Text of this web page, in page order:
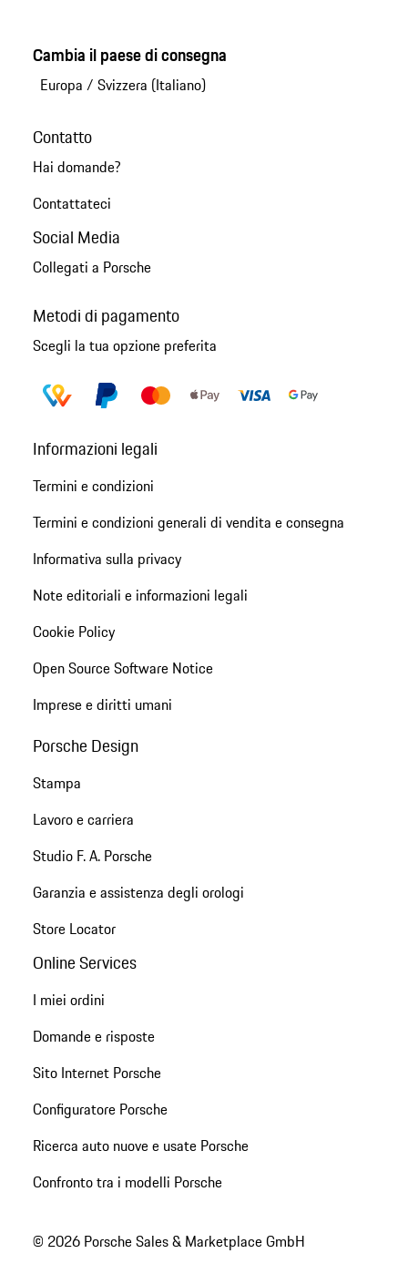
Cambia il paese di consegna
Europa / Svizzera (Italiano)
Contatto
Hai domande?
Contattateci
Social Media
Collegati a Porsche
Metodi di pagamento
Scegli la tua opzione preferita
Informazioni legali
Termini e condizioni
Termini e condizioni generali di vendita e consegna
Informativa sulla privacy
Note editoriali e informazioni legali
Cookie Policy
Open Source Software Notice
Imprese e diritti umani
Porsche Design
Stampa
Lavoro e carriera
Studio F. A. Porsche
Garanzia e assistenza degli orologi
Store Locator
Online Services
I miei ordini
Domande e risposte
Sito Internet Porsche
Configuratore Porsche
Ricerca auto nuove e usate Porsche
Confronto tra i modelli Porsche
© 2026 Porsche Sales & Marketplace GmbH